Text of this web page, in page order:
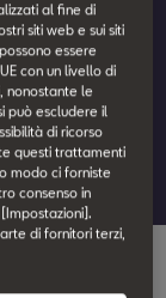
di
senza
tua SEAT.
al fine di
siti web e sui siti
essere
con un livello di
nonostante le
può escludere il
di ricorso
questi trattamenti
modo ci forniste
consenso in
di fornitori terzi,